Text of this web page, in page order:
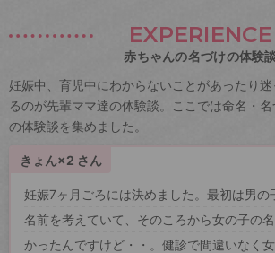
EXPERIENCE
赤ちゃんの名づけの体験
妊娠中、育児中にわからないことがあったり
るのが先輩ママ達の体験談。ここでは命名・
の体験談を集めました。
きょん×2 さん
妊娠7ヶ月ごろには決めました。最初は男の
名前を考えていて、そのころから女の子の
かったんですけど・・。健診で間違いなく